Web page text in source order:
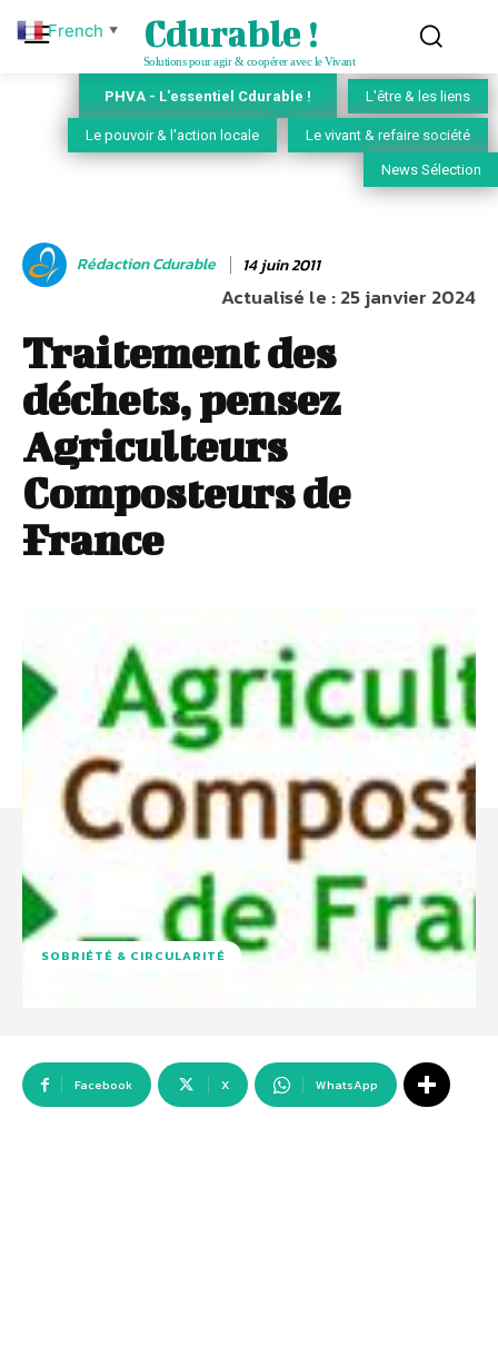
Cdurable !
Solutions pour agir & coopérer avec le Vivant
PHVA - L'essentiel Cdurable ! L'être & les liens
Le pouvoir & l'action locale Le vivant & refaire société
News Sélection
Rédaction Cdurable 14 juin 2011
Actualisé le :25 janvier 2024
Traitement des
déchets, pensez
Agriculteurs
Composteurs de
France
SOBRIÉTÉ & CIRCULARITÉ
Facebook X WhatsApp
French ▼